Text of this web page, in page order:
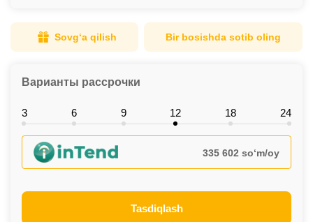
Sovg‘a qilish Bir bosishda sotib oling
Варианты рассрочки
3 6 9 12 18 24
335 602 so‘m/oy
Tasdiqlash